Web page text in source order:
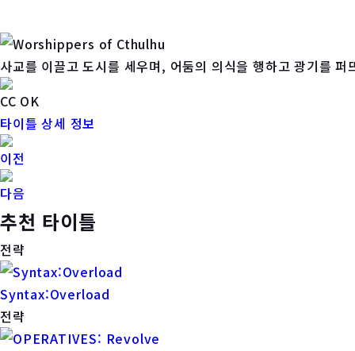
사교를 이끌고 도시를 세우며, 어둠의 의식을 행하고 광기를
CC OK
타이틀 상세 정보
이전
다음
추천 타이틀
전략
Syntax:Overload
전략